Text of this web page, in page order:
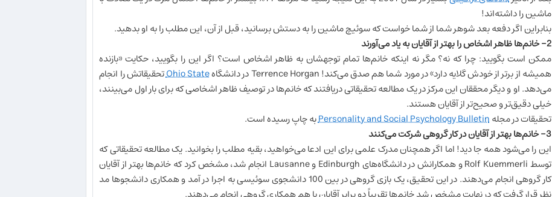
ماشین را داشته‌اند!
بنابراین اگر دفعه بعد شوهر شما از شما خواست که سوئیچ ماشین را به دستش برسانید، قبل از آن، این مطلب را به او بدهید.
2- خانم‌ها ظاهر اشخاص را بهتر از آقایان به یاد می‌آورند
ممکن است بگویید: چرا که نه؟ مگر نه اینکه خانم‌ها تمام توجهشان به ظاهر اشخاص است؟ اگر این را بگویید، حکایت «بازنده
همیشه از برتر از خودش گلایه دارد» در مورد شما هم صدق می‌کند! Terrence Horgan در دانشگاه
Ohio Stateتحقیقاتش را انجام
می‌دهد. او و دیگر محققان این مرکز در یک مطالعه تحقیقاتی دریافتند که خانم‌ها در توصیف ظاهر اشخاصی که برای بار اول می‌بینند،
خیلی دقیق‌تر و صحیح‌تر از آقایان هستند.
تحقیقات در مجلهPersonality and Social Psychology Bulletinبه چاپ رسیده است.
3- خانم‌ها بهتر از آقایان در کار گروهی شرکت می‌کنند
این را می‌شود همه جا دید! اما اگر همچنان مدرک علمی برای این ادعا می‌خواهید، بقیه مطلب را بخوانید. یک مطالعه تحقیقاتی که
توسط Rolf Kuemmerli و همکارانش در دانشگاه‌های Edinburgh و Lausanne انجام شد، مشخص کرد که خانم‌ها بهتر از آقایان
کار گروهی انجام می‌دهند. در این تحقیق، یک بازی گروهی در بین 100 دانشجوی سوئیسی به اجرا در آمد و همکاری دانشجوها مد